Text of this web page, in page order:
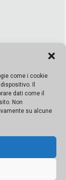
come i cookie
Il
dati come il
Non
su alcune
tribunale di
Editore
Palermo
Ufficio